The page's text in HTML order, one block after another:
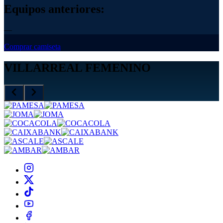
Equipos anteriores:
—
Comprar camiseta
VILLARREAL FEMENINO